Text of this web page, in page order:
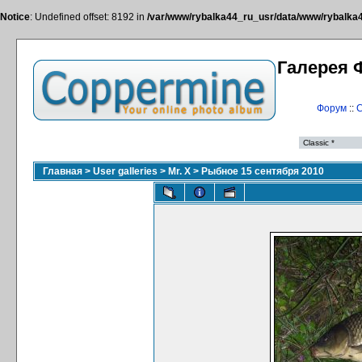
Notice: Undefined offset: 8192 in /var/www/rybalka44_ru_usr/data/www/
Галерея
Форум::
Главная > User galleries > Mr. X > Рыбное 15 сентября 2010